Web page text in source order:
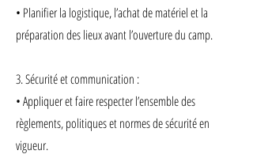
• Planifier la logistique, l’achat de matériel et la
préparation des lieux avant l’ouverture du camp.
3. Sécurité et communication :
• Appliquer et faire respecter l’ensemble des
règlements, politiques et normes de sécurité en
vigueur.